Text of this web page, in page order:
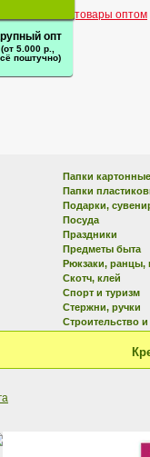
опт
(от 5.000 р.,
поштучно)
Папки
Папки
Подарки,
Посуда
Праздники
Предметы быта
Рюкзаки, ранцы,
Скотч, клей
Спорт и туризм
Стержни, ручки
Строительство